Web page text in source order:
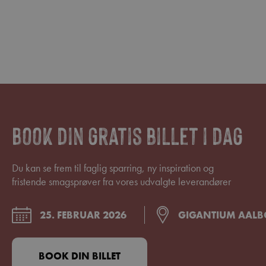
Book din gratis billet i dag
Du kan se frem til faglig sparring, ny inspiration og
fristende smagsprøver fra vores udvalgte leverandører
25. FEBRUAR 2026 GIGANTIUM
BOOK DIN BILLET